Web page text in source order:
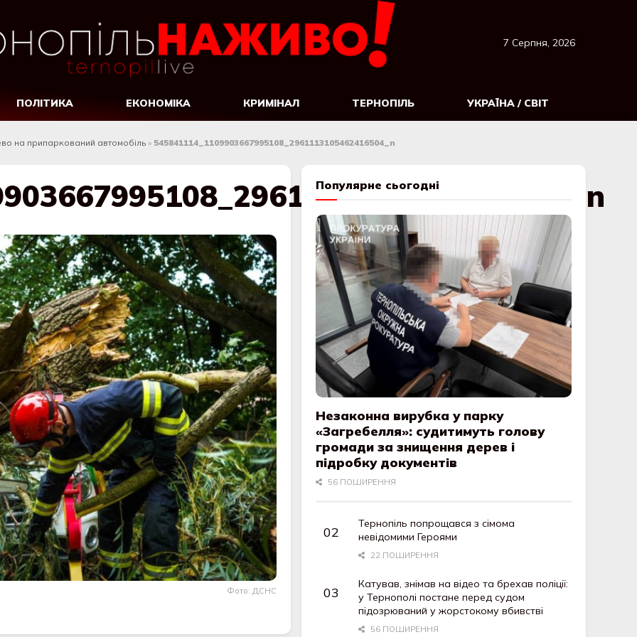
7 Серпня, 2026
ПОЛІТИКА ЕКОНОМІКА КРИМІНАЛ ТЕРНОПІЛЬ УКРАЇНА / СВІТ
на припаркований автомобіль » 545841114_1109903667995108_2961113105462416504_n
Фото: ДСНС
Популярне сьогодні
Незаконна вирубка у парку
«Загребелля»: судитимуть голову
громади за знищення дерев і
підробку документів
56 ПОШИРЕННЯ
Тернопіль попрощався з сімома
невідомими Героями
22 ПОШИРЕННЯ
Катував, знімав на відео та брехав поліції:
у Тернополі постане перед судом
підозрюваний у жорстокому вбивстві
56 ПОШИРЕННЯ